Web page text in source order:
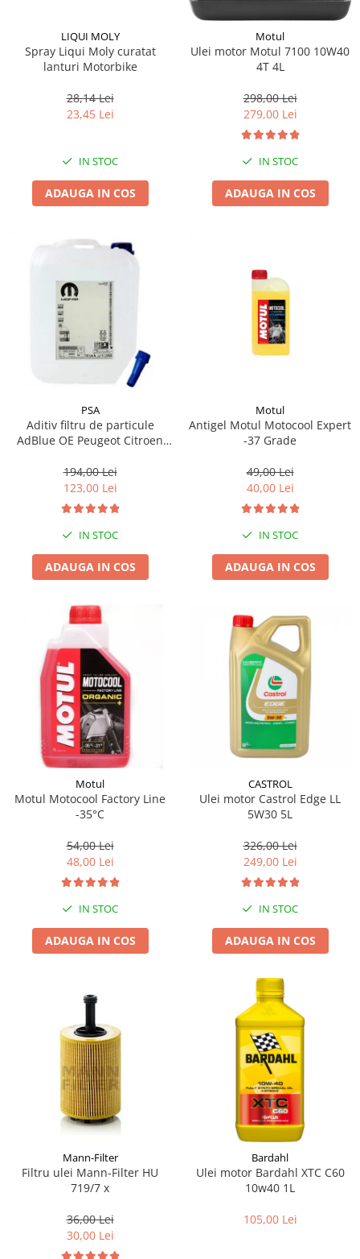
LIQUI MOLY
Spray Liqui Moly curatat
lanturi Motorbike
28,14 Lei
23,45 Lei
IN STOC
ADAUGA IN COS
Motul
Ulei motor Motul 7100 10W40
4T 4L
298,00 Lei
279,00 Lei
IN STOC
ADAUGA IN COS
PSA
Aditiv filtru de particule
AdBlue OE Peugeot Citroen
194,00 Lei
123,00 Lei
IN STOC
ADAUGA IN COS
Motul
Antigel Motul Motocool Expert
-37 Grade
49,00 Lei
40,00 Lei
IN STOC
ADAUGA IN COS
Motul
Motul Motocool Factory Line
-35°C
54,00 Lei
48,00 Lei
IN STOC
ADAUGA IN COS
CASTROL
Ulei motor Castrol Edge LL
5W30 5L
326,00 Lei
249,00 Lei
IN STOC
ADAUGA IN COS
Mann-Filter
Filtru ulei Mann-Filter HU
719/7 x
36,00 Lei
30,00 Lei
Bardahl
Ulei motor Bardahl XTC C60
10w40 1L
105,00 Lei